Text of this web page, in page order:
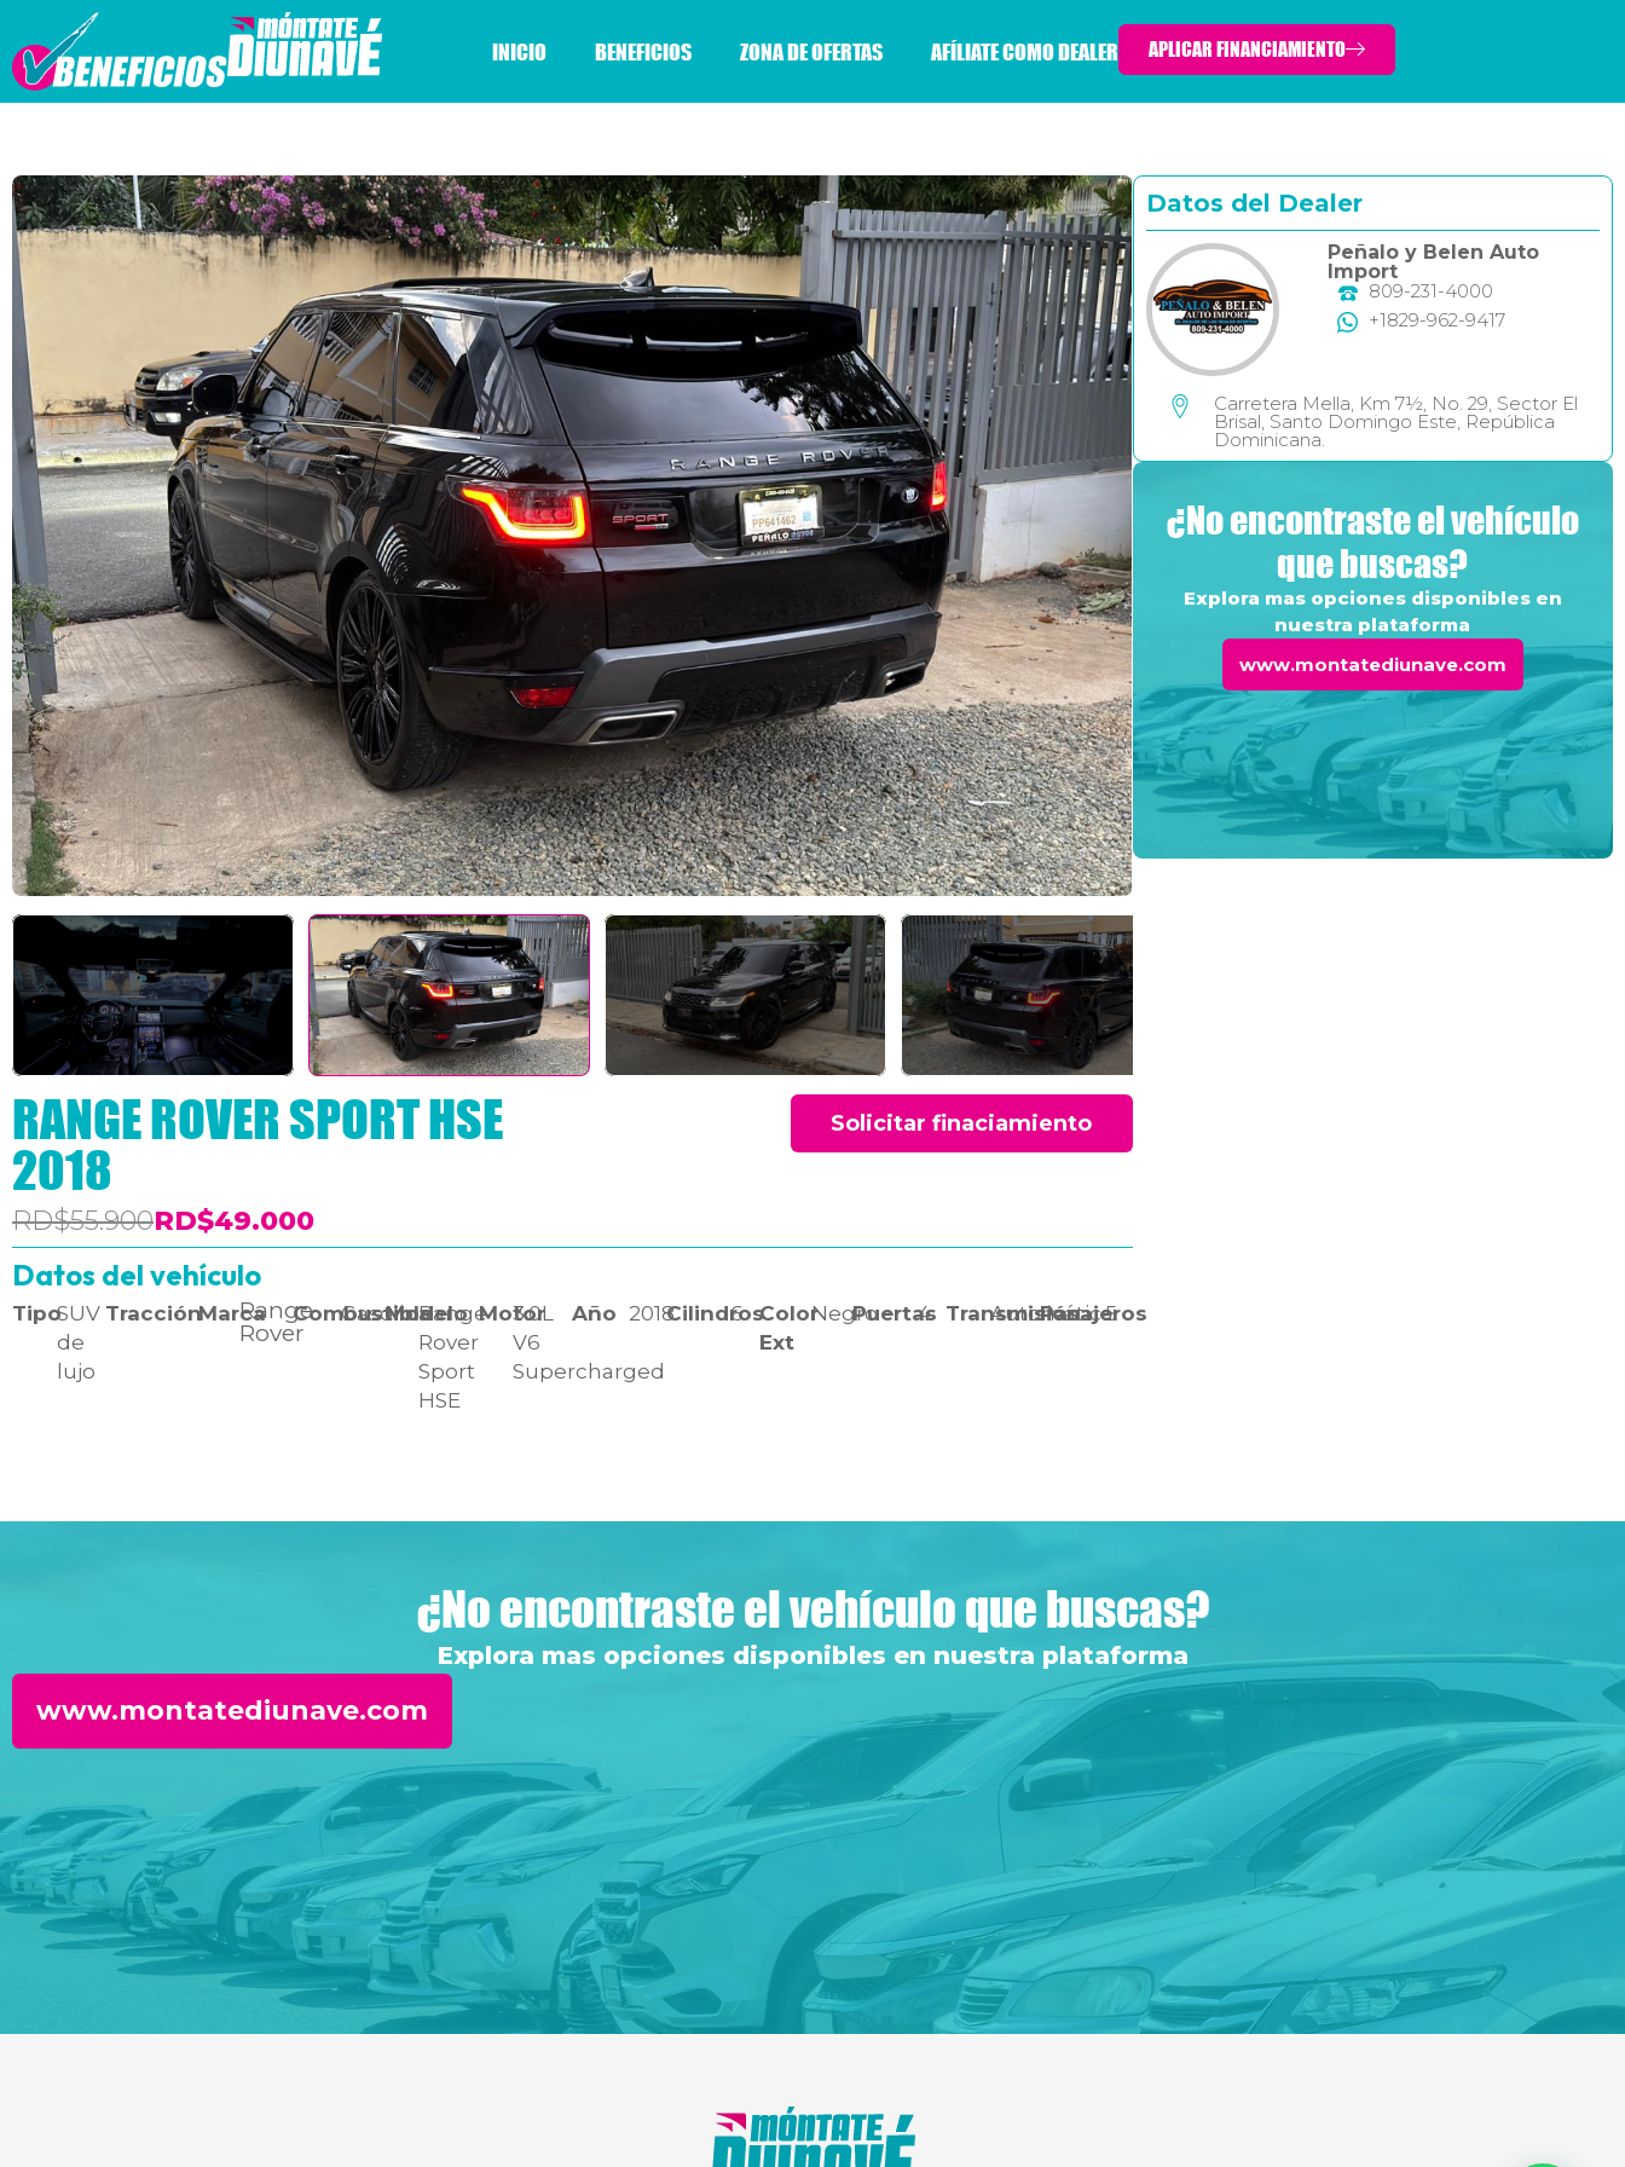
INICIO BENEFICIOS ZONA DE OFERTAS AFÍLIATE COMO DEALER APLICAR FINANCIAMIENTO
RANGE ROVER SPORT HSE
2018
RD$55.900RD$49.000
Solicitar finaciamiento
Datos del vehículo
TipoSUV
de
lujo
Tracción
- MarcaRange
Rover
Combustible
Gasolina
Modelo
Range
Rover
Sport
HSE
Motor
3.0L
V6
Supercharged
Año 2018Cilindros
6
Color
Ext
NegroPuertas
4 Transmisión
Automática
Pasajeros
5
Datos del Dealer
Peñalo y Belen Auto
Import
809-231-4000
+1829-962-9417
Carretera Mella, Km 7½, No. 29, Sector El
Brisal, Santo Domingo Este, República
Dominicana.
¿No encontraste el vehículo
que buscas?
Explora mas opciones disponibles en
nuestra plataforma
www.montatediunave.com
¿No encontraste el vehículo que buscas?
Explora mas opciones disponibles en nuestra plataforma
www.montatediunave.com